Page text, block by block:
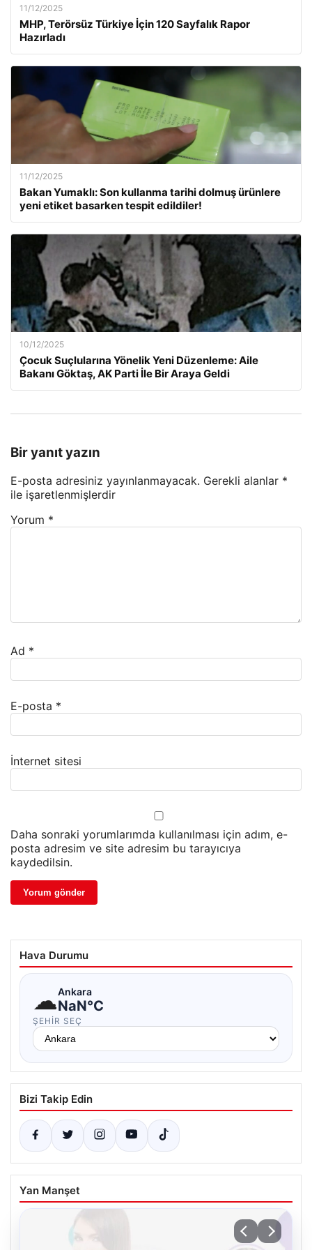
11/12/2025
MHP, Terörsüz Türkiye İçin 120 Sayfalık Rapor
Hazırladı
11/12/2025
Bakan Yumaklı: Son kullanma tarihi dolmuş ürünlere
yeni etiket basarken tespit edildiler!
10/12/2025
Çocuk Suçlularına Yönelik Yeni Düzenleme: Aile
Bakanı Göktaş, AK Parti İle Bir Araya Geldi
Bir yanıt yazın
E-posta adresiniz yayınlanmayacak. Gerekli alanlar *
ile işaretlenmişlerdir
Yorum *
Ad *
E-posta *
İnternet sitesi
Daha sonraki yorumlarımda kullanılması için adım, e-
posta adresim ve site adresim bu tarayıcıya
kaydedilsin.
Hava Durumu
☁Ankara
NaN°C
ŞEHIR SEÇ
Bizi Takip Edin
Yan Manşet